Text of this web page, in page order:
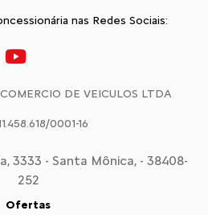
nas Redes Sociais:
DE VEICULOS LTDA
0001-16
3333 - Santa Mônica, - 38408-
252
Ofertas